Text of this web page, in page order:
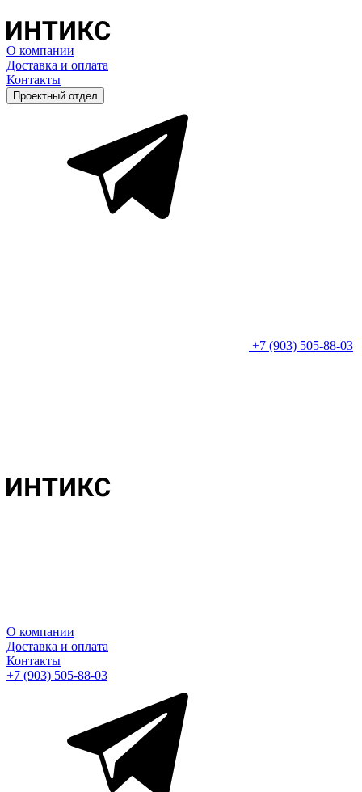
О компании
Доставка и оплата
Контакты
Проектный отдел
+7 (903) 505-88-03
О компании
Доставка и оплата
Контакты
+7 (903) 505-88-03